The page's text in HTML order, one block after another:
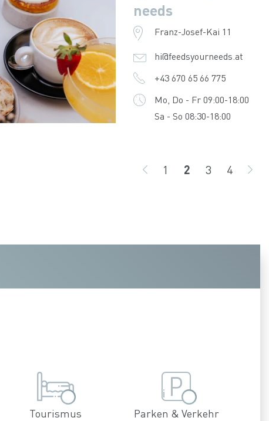
needs
Franz-Josef-Kai 11
hi@feedsyourneeds.at
+43 670 65 66 775
Mo, Do - Fr 09:00-18:00
Sa - So 08:30-18:00
ZURÜCK
Seite
1 Seite
2 Seite
3 Seite
4
Tourismus Parken & Verkehr